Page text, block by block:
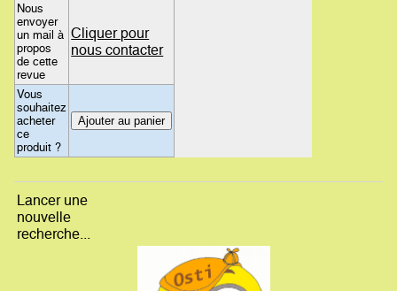
Nous
envoyer
un mail à
propos
de cette
revue
Cliquer pour
nous contacter
Vous
souhaitez
acheter
ce
produit ?
Lancer une
nouvelle
recherche...